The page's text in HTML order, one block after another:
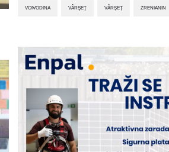
VOIVODINA VÂRŞEŢ VÂRȘEȚ ZRENIANIN